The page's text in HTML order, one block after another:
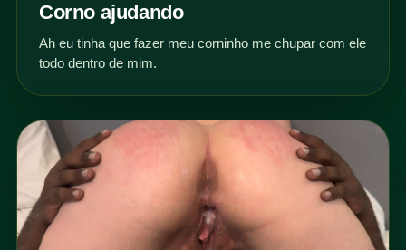
Corno ajudando
Ah eu tinha que fazer meu corninho me chupar com ele
todo dentro de mim.